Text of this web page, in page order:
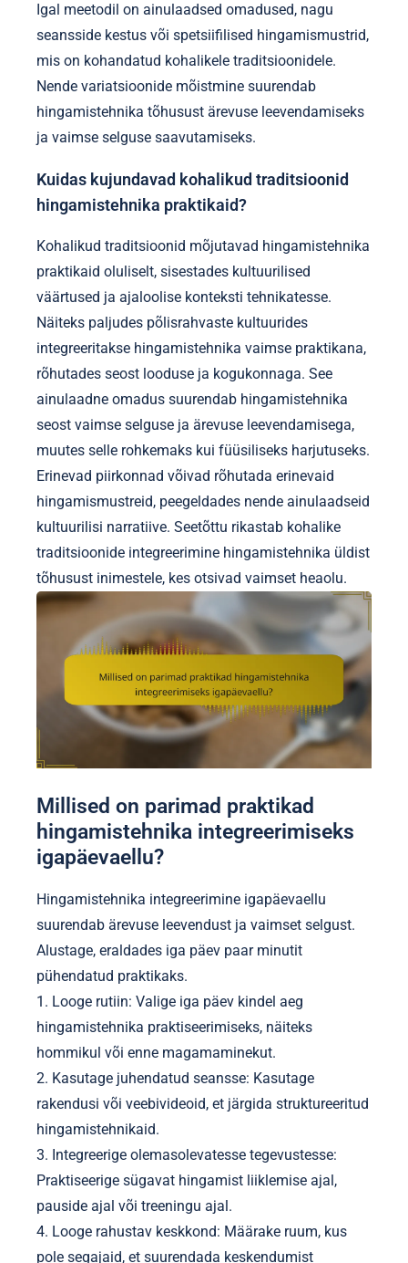
Igal meetodil on ainulaadsed omadused, nagu
seansside kestus või spetsiifilised hingamismustrid,
mis on kohandatud kohalikele traditsioonidele.
Nende variatsioonide mõistmine suurendab
hingamistehnika tõhusust ärevuse leevendamiseks
ja vaimse selguse saavutamiseks.
Kuidas kujundavad kohalikud traditsioonid
hingamistehnika praktikaid?
Kohalikud traditsioonid mõjutavad hingamistehnika
praktikaid oluliselt, sisestades kultuurilised
väärtused ja ajaloolise konteksti tehnikatesse.
Näiteks paljudes põlisrahvaste kultuurides
integreeritakse hingamistehnika vaimse praktikana,
rõhutades seost looduse ja kogukonnaga. See
ainulaadne omadus suurendab hingamistehnika
seost vaimse selguse ja ärevuse leevendamisega,
muutes selle rohkemaks kui füüsiliseks harjutuseks.
Erinevad piirkonnad võivad rõhutada erinevaid
hingamismustreid, peegeldades nende ainulaadseid
kultuurilisi narratiive. Seetõttu rikastab kohalike
traditsioonide integreerimine hingamistehnika üldist
tõhusust inimestele, kes otsivad vaimset heaolu.
Millised on parimad praktikad
hingamistehnika integreerimiseks
igapäevaellu?
Hingamistehnika integreerimine igapäevaellu
suurendab ärevuse leevendust ja vaimset selgust.
Alustage, eraldades iga päev paar minutit
pühendatud praktikaks.
1. Looge rutiin: Valige iga päev kindel aeg
hingamistehnika praktiseerimiseks, näiteks
hommikul või enne magamaminekut.
2. Kasutage juhendatud seansse: Kasutage
rakendusi või veebivideoid, et järgida struktureeritud
hingamistehnikaid.
3. Integreerige olemasolevatesse tegevustesse:
Praktiseerige sügavat hingamist liiklemise ajal,
pauside ajal või treeningu ajal.
4. Looge rahustav keskkond: Määrake ruum, kus
pole segajaid, et suurendada keskendumist